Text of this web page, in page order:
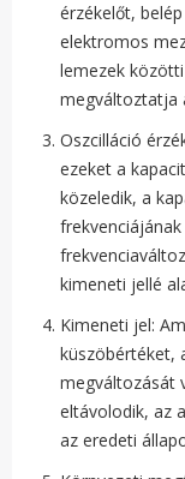
érzékelőt,
elektromos
lemezek
megváltoztatja
Oszcilláció
ezeket a
közeledik, a
kimeneti jellé
Kimeneti jel:
küszöbértéket,
megváltozását
eltávolodik, az
az eredeti